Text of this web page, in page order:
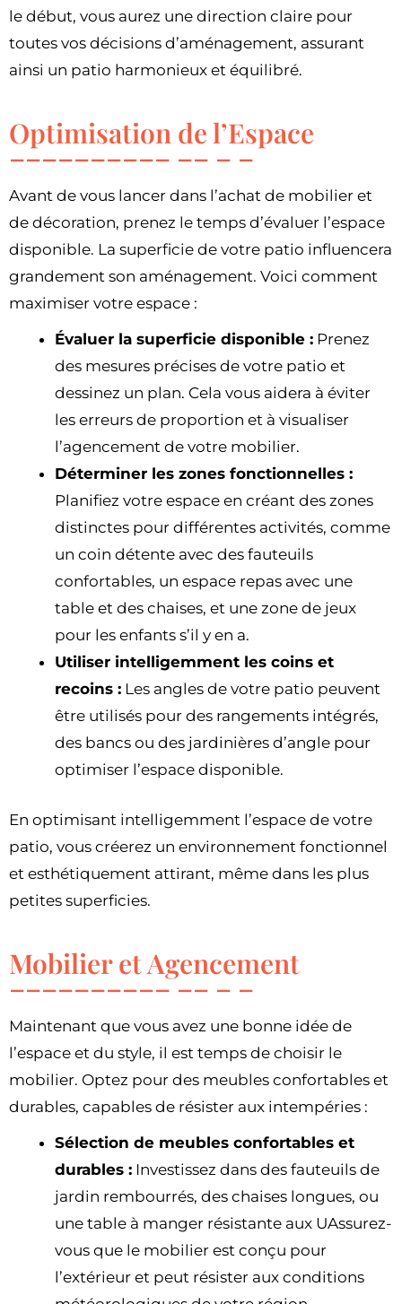
le début, vous aurez une direction claire pour
toutes vos décisions d’aménagement, assurant
ainsi un patio harmonieux et équilibré.
Optimisation de l’Espace
Avant de vous lancer dans l’achat de mobilier et
de décoration, prenez le temps d’évaluer l’espace
disponible. La superficie de votre patio influencera
grandement son aménagement. Voici comment
maximiser votre espace :
Évaluer la superficie disponible : Prenez
des mesures précises de votre patio et
dessinez un plan. Cela vous aidera à éviter
les erreurs de proportion et à visualiser
l’agencement de votre mobilier.
Déterminer les zones fonctionnelles :
Planifiez votre espace en créant des zones
distinctes pour différentes activités, comme
un coin détente avec des fauteuils
confortables, un espace repas avec une
table et des chaises, et une zone de jeux
pour les enfants s’il y en a.
Utiliser intelligemment les coins et
recoins : Les angles de votre patio peuvent
être utilisés pour des rangements intégrés,
des bancs ou des jardinières d’angle pour
optimiser l’espace disponible.
En optimisant intelligemment l’espace de votre
patio, vous créerez un environnement fonctionnel
et esthétiquement attirant, même dans les plus
petites superficies.
Mobilier et Agencement
Maintenant que vous avez une bonne idée de
l’espace et du style, il est temps de choisir le
mobilier. Optez pour des meubles confortables et
durables, capables de résister aux intempéries :
Sélection de meubles confortables et
durables : Investissez dans des fauteuils de
jardin rembourrés, des chaises longues, ou
une table à manger résistante aux UAssurez-
vous que le mobilier est conçu pour
l’extérieur et peut résister aux conditions